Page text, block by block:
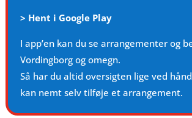
> Hent i Google Play
I app’en kan du se arrangementer og
Vordingborg og omegn.
Så har du altid oversigten lige ved
kan nemt selv tilføje et arrangement.